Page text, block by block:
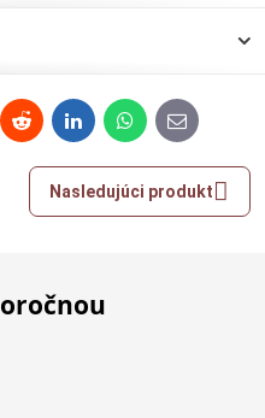
RedditLinkedInWhatsApp
E-
mail
Nasledujúci produkt